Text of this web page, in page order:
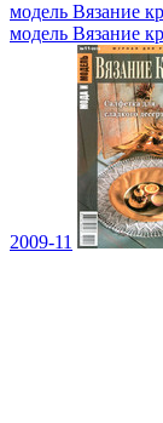
модель Вязание
модель Вязание
2009-11